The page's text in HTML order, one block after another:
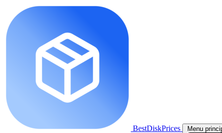
BestDiskPrices Menu